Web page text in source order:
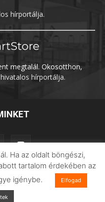
hírportálja.
megtalál. Okosotthon,
hírportálja.
Imilab
jog fenntartva.
Ha az oldalt böngészi,
tartalom érdekében az
igénybe.
Elfogad